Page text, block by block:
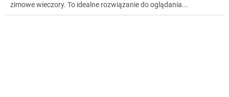
zimowe wieczory. To idealne rozwiązanie do oglądania...